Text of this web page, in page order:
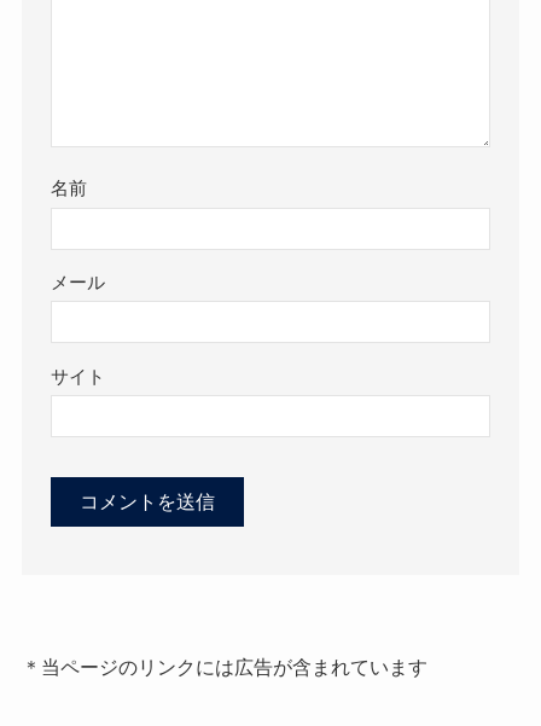
名前
メール
サイト
＊当ページのリンクには広告が含まれています